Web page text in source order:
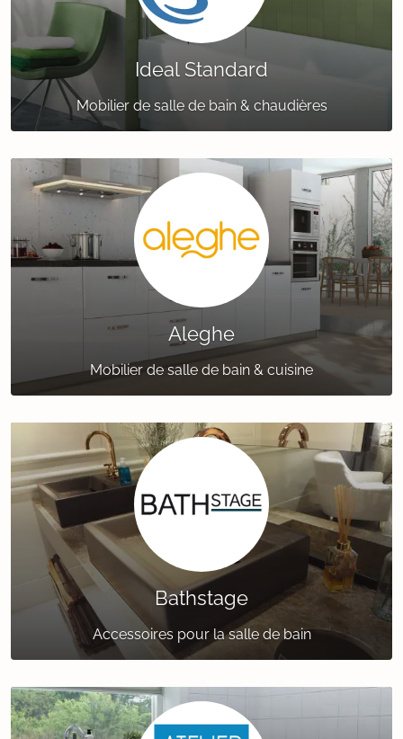
Ideal Standard
Mobilier de salle de bain & chaudières
Aleghe
Mobilier de salle de bain & cuisine
Bathstage
Accessoires pour la salle de bain